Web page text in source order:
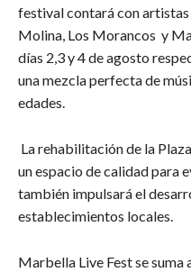
festival contará con
Molina, Los Morancos y
días 2,3 y 4 de agosto
una mezcla perfecta de
edades.
La rehabilitación de la
un espacio de calidad para
también impulsará el
establecimientos locales.
Marbella Live Fest se